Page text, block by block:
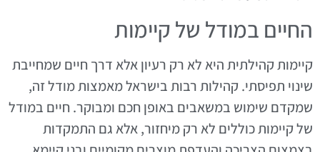
החיים במודל של קיימות
קיימות קהילתית היא לא רק רעיון אלא דרך חיים שמחייבת
שינוי תפיסתי. קהילות רבות בישראל מאמצות מודל זה,
שמקדם שימוש במשאבים באופן חכם ומבוקר. חיים במודל
של קיימות כוללים לא רק מיחזור, אלא גם התמקדות